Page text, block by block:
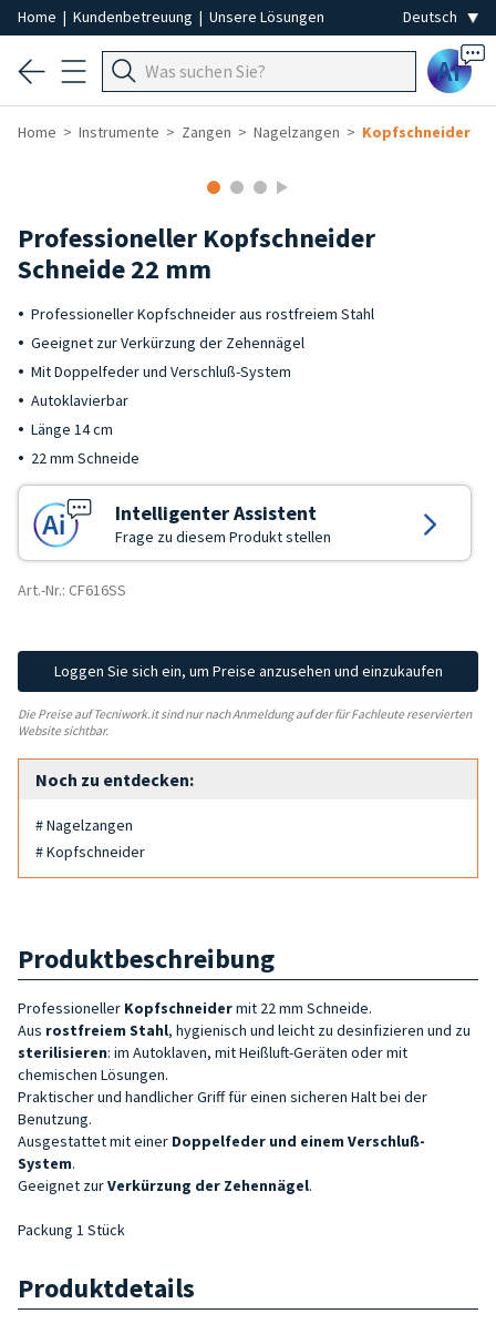
Home | Kundenbetreuung | Unsere Lösungen
Ai
Home Instrumente Zangen Nagelzangen Kopfschneider
Professioneller Kopfschneider
Schneide 22 mm
Professioneller Kopfschneider aus rostfreiem Stahl
Geeignet zur Verkürzung der Zehennägel
Mit Doppelfeder und Verschluß-System
Autoklavierbar
Länge 14 cm
22 mm Schneide
Intelligenter Assistent
Frage zu diesem Produkt stellen
Art.-Nr.: CF616SS
Loggen Sie sich ein, um Preise anzusehen und einzukaufen
Die Preise auf Tecniwork.it sind nur nach Anmeldung auf der für Fachleute reservierten
Website sichtbar.
Noch zu entdecken:
# Nagelzangen
# Kopfschneider
Produktbeschreibung
Professioneller Kopfschneidermit 22 mm Schneide.
Aus rostfreiem Stahl, hygienisch und leicht zu desinfizieren und zu
sterilisieren: im Autoklaven, mit Heißluft-Geräten oder mit
chemischen Lösungen.
Praktischer und handlicher Griff für einen sicheren Halt bei der
Benutzung.
Ausgestattet mit einer Doppelfeder und einem Verschluß-
System.
Geeignet zurVerkürzung der Zehennägel.
Packung 1 Stück
Produktdetails